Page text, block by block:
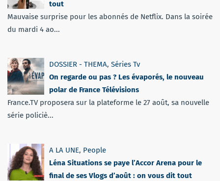
tout
Mauvaise surprise pour les abonnés de Netflix. Dans la soirée
du mardi 4 ao...
DOSSIER - THEMA, Séries Tv
On regarde ou pas ? Les évaporés, le nouveau
polar de France Télévisions
France.TV proposera sur la plateforme le 27 août, sa nouvelle
série policiè...
A LA UNE, People
Léna Situations se paye l’Accor Arena pour le
final de ses Vlogs d’août : on vous dit tout